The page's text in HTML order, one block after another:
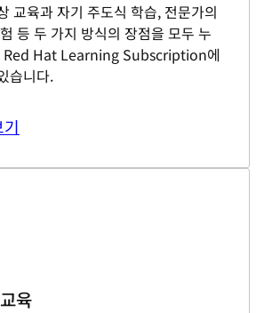
교육과 자기 주도식 학습, 전문가의
등 두 가지 방식의 장점을 모두 누
Red Hat Learning Subscription에
습니다.
육